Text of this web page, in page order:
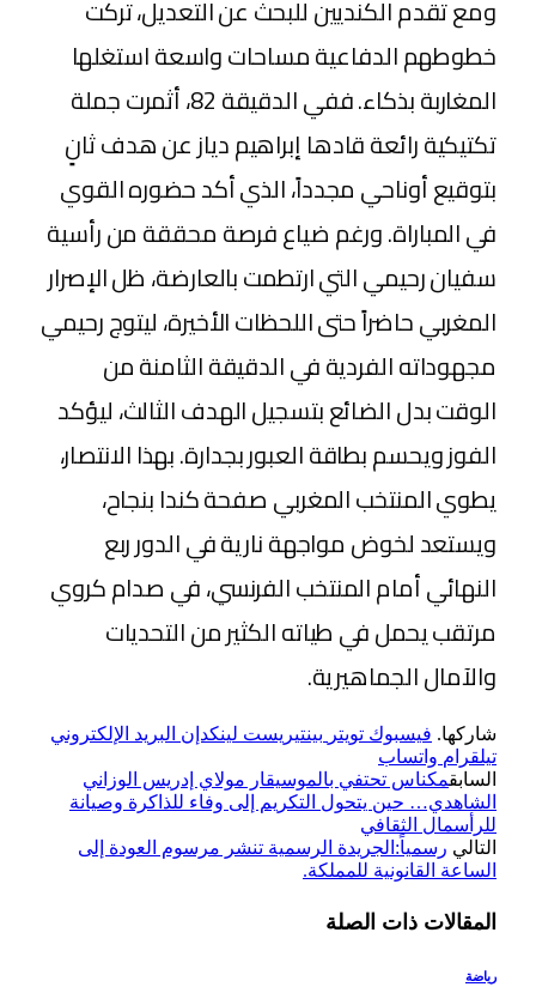
​ومع تقدم الكنديين للبحث عن التعديل، تركت
خطوطهم الدفاعية مساحات واسعة استغلها
المغاربة بذكاء. ففي الدقيقة 82، أثمرت جملة
تكتيكية رائعة قادها إبراهيم دياز عن هدف ثانٍ
بتوقيع أوناحي مجدداً، الذي أكد حضوره القوي
في المباراة. ورغم ضياع فرصة محققة من رأسية
سفيان رحيمي التي ارتطمت بالعارضة، ظل الإصرار
المغربي حاضراً حتى اللحظات الأخيرة، ليتوج رحيمي
مجهوداته الفردية في الدقيقة الثامنة من
الوقت بدل الضائع بتسجيل الهدف الثالث، ليؤكد
الفوز ويحسم بطاقة العبور بجدارة. بهذا الانتصار،
يطوي المنتخب المغربي صفحة كندا بنجاح،
ويستعد لخوض مواجهة نارية في الدور ربع
النهائي أمام المنتخب الفرنسي، في صدام كروي
مرتقب يحمل في طياته الكثير من التحديات
والآمال الجماهيرية.
شاركها. فيسبوك تويتر بينتيريست لينكدإن البريد الإلكتروني
تيلقرام واتساب
السابقمكناس تحتفي بالموسيقار مولاي إدريس الوزاني
الشاهدي… حين يتحول التكريم إلى وفاء للذاكرة وصيانة
للرأسمال الثقافي
التالي رسمياً:الجريدة الرسمية تنشر مرسوم العودة إلى
الساعة القانونية للمملكة.
المقالات ذات الصلة
رياضة